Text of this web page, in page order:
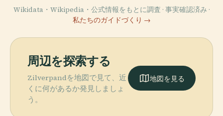
Wikidata・Wikipedia・公式情報をもとに調査 · 事実確認済み ·
私たちのガイドづくり →
周辺を探索する
Zilverpandを地図で見て、近
くに何があるか発見しましょ
う。
地図を見る